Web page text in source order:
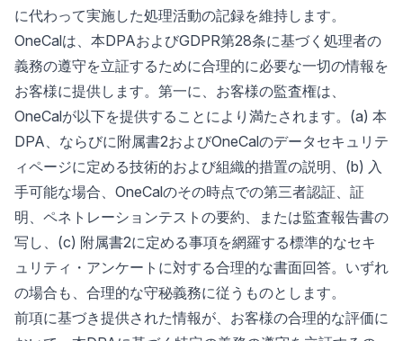
に代わって実施した処理活動の記録を維持します。
OneCalは、本DPAおよびGDPR第28条に基づく処理者の
義務の遵守を立証するために合理的に必要な一切の情報を
お客様に提供します。第一に、お客様の監査権は、
OneCalが以下を提供することにより満たされます。(a) 本
DPA、ならびに附属書2およびOneCalのデータセキュリテ
ィページに定める技術的および組織的措置の説明、(b) 入
手可能な場合、OneCalのその時点での第三者認証、証
明、ペネトレーションテストの要約、または監査報告書の
写し、(c) 附属書2に定める事項を網羅する標準的なセキ
ュリティ・アンケートに対する合理的な書面回答。いずれ
の場合も、合理的な守秘義務に従うものとします。
前項に基づき提供された情報が、お客様の合理的な評価に